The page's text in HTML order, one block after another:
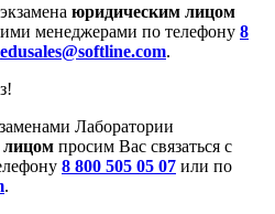
юридическим лицом
менеджерами по телефону 8
edusales@softline.com.
Лаборатории
лицом просим Вас связаться с
8 800 505 05 07 или по
.